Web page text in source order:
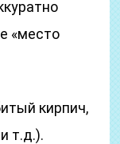
«место
кирпич,
т.д.).